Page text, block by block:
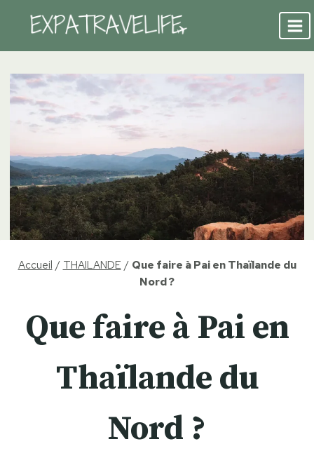
contenu
Accueil / THAILANDE / Que faire à Pai en Thaïlande du
Nord ?
Que faire à Pai en
Thaïlande du
Nord ?